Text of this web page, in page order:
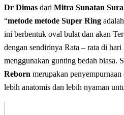
Dr Dimas dari Mitra Sunatan
“metode metode Super Ring
ini berbentuk oval bulat dan akan
dengan sendirinya Rata – rata di
menggunakan gunting bedah biasa.
Reborn merupakan penyempurnaan
lebih anatomis dan lebih nyaman